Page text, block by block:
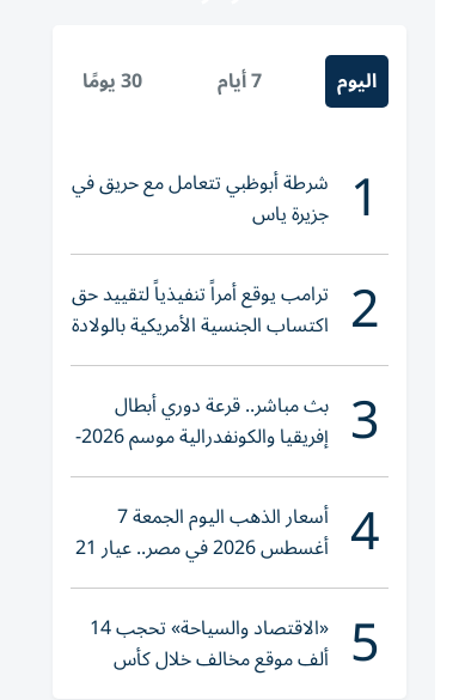
اليوم 7 أيام 30 يومًا
1 شرطة أبوظبي تتعامل مع حريق في
جزيرة ياس
2 ترامب يوقع أمراً تنفيذياً لتقييد حق
اكتساب الجنسية الأمريكية بالولادة
3 بث مباشر.. قرعة دوري أبطال
إفريقيا والكونفدرالية موسم 2026-
2027
4 أسعار الذهب اليوم الجمعة 7
أغسطس 2026 في مصر.. عيار 21
يقترب من هذا الرقم
5 «الاقتصاد والسياحة» تحجب 14
ألف موقع مخالف خلال كأس